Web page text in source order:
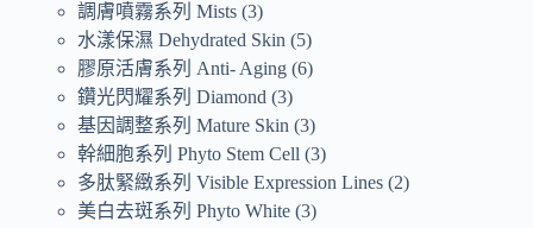
調膚噴霧系列 Mists 3
水漾保濕 Dehydrated Skin 5
膠原活膚系列 Anti- Aging 6
鑽光閃耀系列 Diamond 3
基因調整系列 Mature Skin 3
幹細胞系列 Phyto Stem Cell 3
多肽緊緻系列 Visible Expression Lines 2
美白去斑系列 Phyto White 3